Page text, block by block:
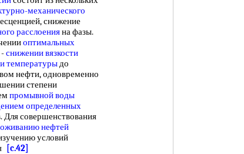
механического
снижение
расслоенияна фазы.
оптимальных
снижении вязкости
температурыдо
нефти, одновременно
степени
промывной воды
определенных
совершенствования
нефтей
условий
[c.42]